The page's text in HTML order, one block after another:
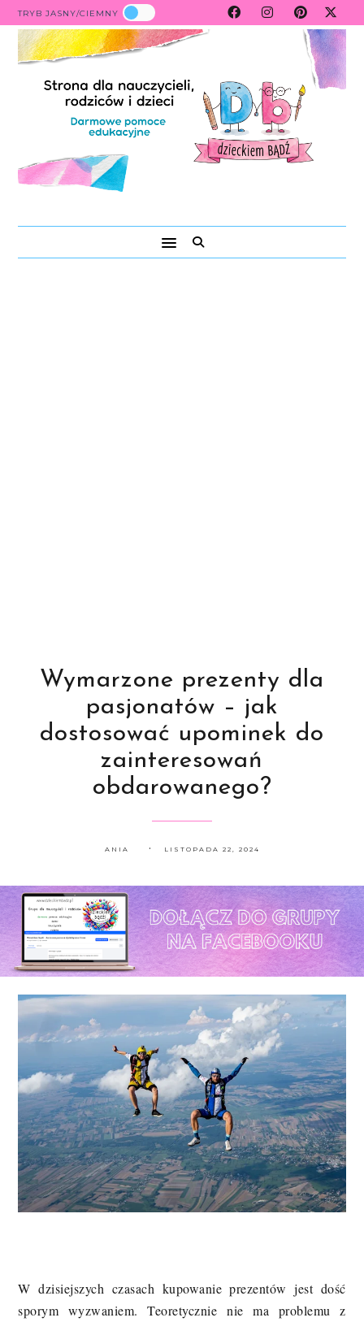
TRYB JASNY/CIEMNY
Wymarzone prezenty dla
pasjonatów – jak
dostosować upominek do
zainteresowań
obdarowanego?
ANIA LISTOPADA 22, 2024
W dzisiejszych czasach kupowanie prezentów jest dość
sporym wyzwaniem. Teoretycznie nie ma problemu z